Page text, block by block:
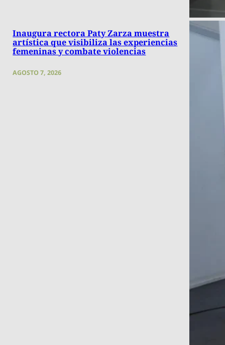
Inaugura rectora Paty Zarza muestra
artística que visibiliza las experiencias
femeninas y combate violencias
AGOSTO 7, 2026